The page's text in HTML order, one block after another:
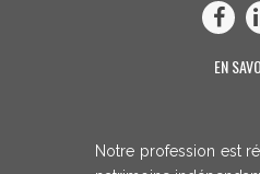
EN
Notre profession est